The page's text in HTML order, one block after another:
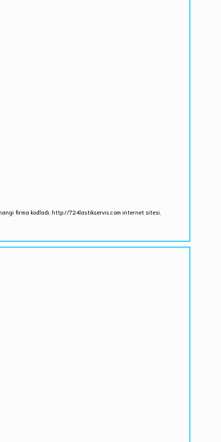
firma kodladı. http://724lastikservis.com internet sitesi,